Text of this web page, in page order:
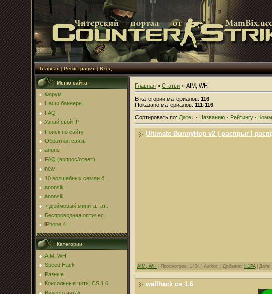
Главная|Регистрация|Вход
Меню сайта
Форум
Наши баннеры
FAQ
Узнай свой IP
Поиск по сайту
Обратная связь
anons
FAQ (вопрос/ответ)
new
10 волшебных семян б...
anonsik
anonsik
7 дюймовый мини-штат...
Беспроводная оптичес...
iPhone 4
Категории
AIM, WH
Speed Hack
Разные
Консольные читы CS 1.6
Видео о читах
Главная » Статьи » AIM, WH
В категории материалов: 116
Показано материалов: 111-116
Сортировать по: Дате · Названию · Рейтингу ·
Ultimate BunnyHop v2 | распрыг |
AIM, WH Просмотров: 1434 | Author: | Добавил: H1PA| Дата:
wallhack cs 1.6